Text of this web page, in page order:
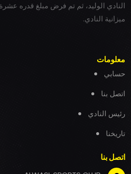
النادي الوليد، ثم تم فرض مبلغ قدره
ميزانية النادي.
معلومات
حسابي
اتصل بنا
رئيس النادي
تاريخنا
اتصل بنا